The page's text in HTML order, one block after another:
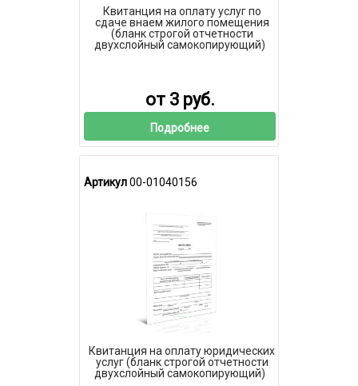
Квитанция на оплату услуг по
сдаче внаем жилого помещения
(бланк строгой отчетности
двухслойный самокопирующий)
от 3 руб.
Подробнее
Артикул00-01040156
Квитанция на оплату юридических
услуг (бланк строгой отчетности
двухслойный самокопирующий)